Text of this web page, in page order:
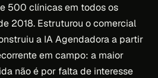
500 clínicas em todos os
2018. Estruturou o comercial
a IA Agendadora a partir
em campo: a maior
não é por falta de interesse